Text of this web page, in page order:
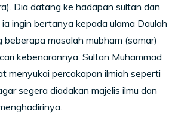
Dia datang ke hadapan sultan dan
ingin bertanya kepada ulama Daulah
masalah mubham (samar)
kebenarannya. Sultan Muhammad
menyukai percakapan ilmiah seperti
segera diadakan majelis ilmu dan